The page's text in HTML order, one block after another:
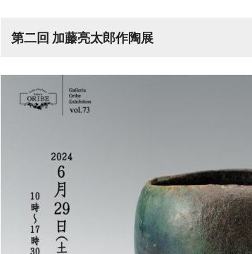
第二回 加藤亮太郎作陶展